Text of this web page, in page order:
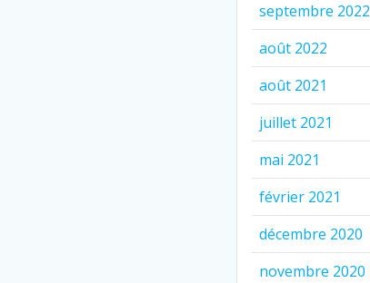
septembre 2022
août 2022
août 2021
juillet 2021
mai 2021
février 2021
décembre 2020
novembre 2020